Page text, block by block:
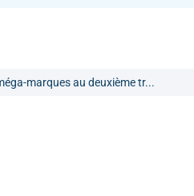
marques au deuxième tr...